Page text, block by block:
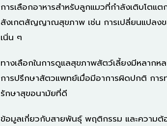
การเลือกอาหารสำหรับลูกแมวที่กำลังเติบโต
สังเกตสัญญาณสุขภาพ เช่น การเปลี่ยนแปลง
เนิ่น ๆ
ทางเลือกในการดูแลสุขภาพสัตว์เลี้ยงมีหลาก
การปรึกษาสัตวแพทย์เมื่อมีอาการผิดปกติ การ
รักษาสุขอนามัยที่ดี
ข้อมูลเกี่ยวกับสายพันธุ์ พฤติกรรม และความ